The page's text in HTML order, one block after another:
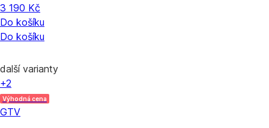
3 190 Kč
Do košíku
Do košíku
další varianty
+2
Výhodná cena
GTV